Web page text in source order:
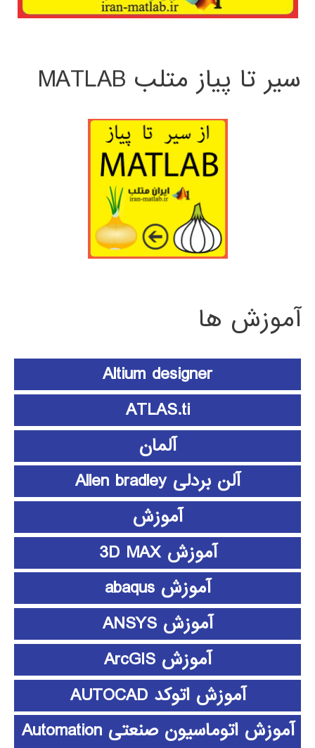
سیر تا پیاز متلب MATLAB
آموزش ها
Altium designer
ATLAS.ti
آلمان
آلن بردلی Allen bradley
آموزش
آموزش 3D MAX
آموزش abaqus
آموزش ANSYS
آموزش ArcGIS
آموزش اتوکد AUTOCAD
آموزش اتوماسیون صنعتی Automation